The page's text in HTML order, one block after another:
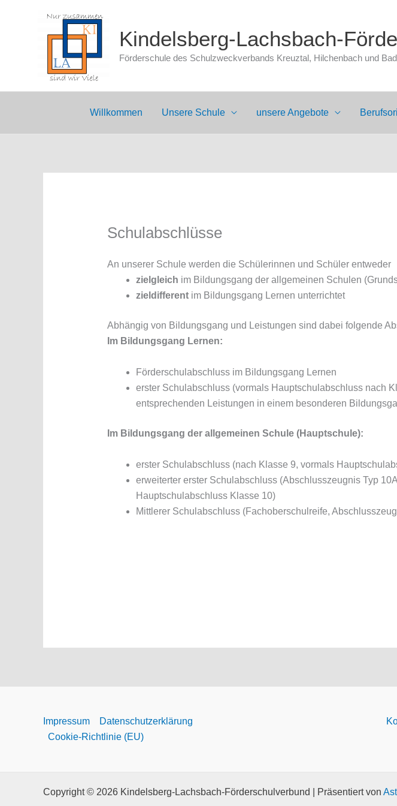
Kindelsberg-Lachsbach-
Förderschule des Schulzweckverbands Kreuztal, Hilchenbach und
Willkommen Unsere Schule unsere Angebote
Schulabschlüsse
An unserer Schule werden die Schülerinnen und Schüler entweder
zielgleich im Bildungsgang der allgemeinen Schulen
zieldifferentim Bildungsgang Lernen unterrichtet
Abhängig von Bildungsgang und Leistungen sind dabei folgende
Im Bildungsgang Lernen:
Förderschulabschluss im Bildungsgang Lernen
erster Schulabschluss (vormals Hauptschulabschluss nach
entsprechenden Leistungen in einem besonderen
Im Bildungsgang der allgemeinen Schule (Hauptschule):
erster Schulabschluss (nach Klasse 9, vormals
erweiterter erster Schulabschluss (Abschlusszeugnis Typ
Hauptschulabschluss Klasse 10)
Mittlerer Schulabschluss (Fachoberschulreife,
Impressum
Datenschutzerklärung
Cookie-Richtlinie (EU)
Copyright © 2026 Kindelsberg-Lachsbach-Förderschulverbund | Präsentiert von